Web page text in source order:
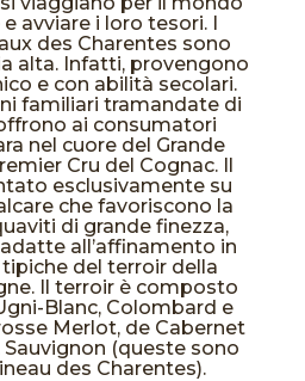
avviare i loro tesori. I
des Charentes sono
alta. Infatti, provengono
e con abilità secolari.
familiari tramandate di
ai consumatori
nel cuore del Grande
Cru del Cognac. Il
esclusivamente su
che favoriscono la
di grande finezza,
all’affinamento in
del terroir della
Il terroir è composto
Blanc, Colombard e
Merlot, de Cabernet
Sauvignon (queste sono
des Charentes).